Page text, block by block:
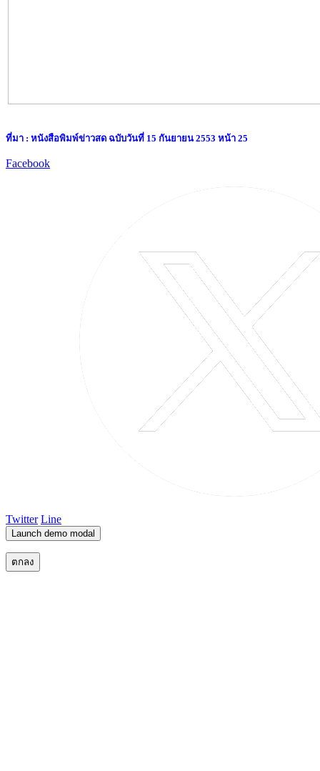
ที่มา : หนังสือพิมพ์ข่าวสด ฉบับวันที่ 15 กันยายน 2553 หน้า 25
Facebook
Twitter Line
Launch demo modal
ตกลง